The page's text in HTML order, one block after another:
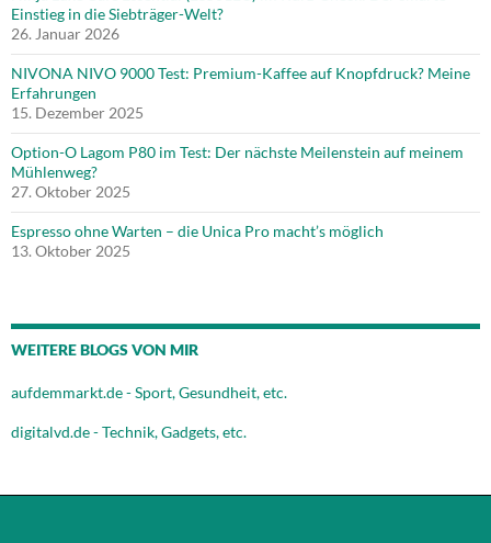
Einstieg in die Siebträger-Welt?
26. Januar 2026
NIVONA NIVO 9000 Test: Premium-Kaffee auf Knopfdruck? Meine
Erfahrungen
15. Dezember 2025
Option-O Lagom P80 im Test: Der nächste Meilenstein auf meinem
Mühlenweg?
27. Oktober 2025
Espresso ohne Warten – die Unica Pro macht’s möglich
13. Oktober 2025
WEITERE BLOGS VON MIR
aufdemmarkt.de - Sport, Gesundheit, etc.
digitalvd.de - Technik, Gadgets, etc.